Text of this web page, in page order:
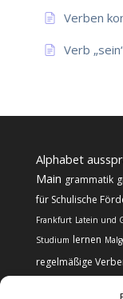
Verben
Verb
Alphabet
Main grammatik
für Schulische
Frankfurt Latein und
Studium lernen
regelmäßige